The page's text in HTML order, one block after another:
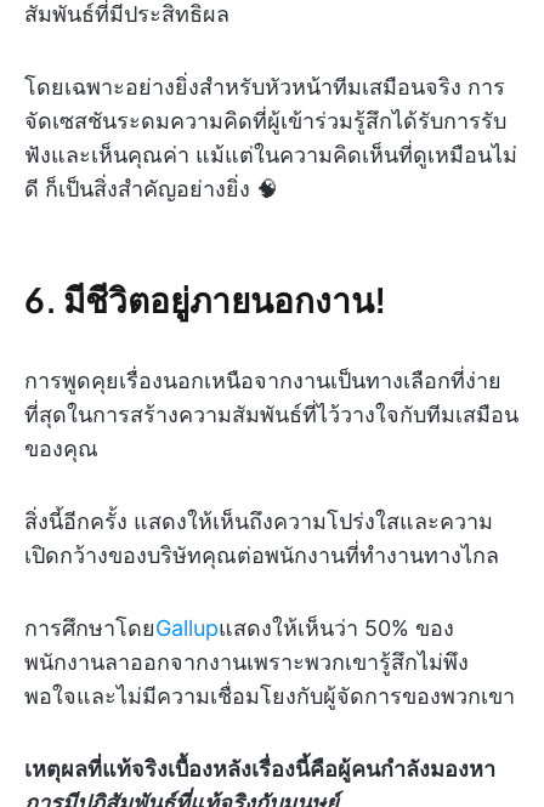
สัมพันธ์ที่มีประสิทธิผล
โดยเฉพาะอย่างยิ่งสำหรับหัวหน้าทีมเสมือนจริง การ
จัดเซสชันระดมความคิดที่ผู้เข้าร่วมรู้สึกได้รับการรับ
ฟังและเห็นคุณค่า แม้แต่ในความคิดเห็นที่ดูเหมือนไม่
ดี ก็เป็นสิ่งสำคัญอย่างยิ่ง 🧠
6. มีชีวิตอยู่ภายนอกงาน!
การพูดคุยเรื่องนอกเหนือจากงานเป็นทางเลือกที่ง่าย
ที่สุดในการสร้างความสัมพันธ์ที่ไว้วางใจกับทีมเสมือน
ของคุณ
สิ่งนี้อีกครั้ง แสดงให้เห็นถึงความโปร่งใสและความ
เปิดกว้างของบริษัทคุณต่อพนักงานที่ทำงานทางไกล
การศึกษาโดยGallupแสดงให้เห็นว่า 50% ของ
พนักงานลาออกจากงานเพราะพวกเขารู้สึกไม่พึง
พอใจและไม่มีความเชื่อมโยงกับผู้จัดการของพวกเขา
เหตุผลที่แท้จริงเบื้องหลังเรื่องนี้คือผู้คนกำลังมองหา